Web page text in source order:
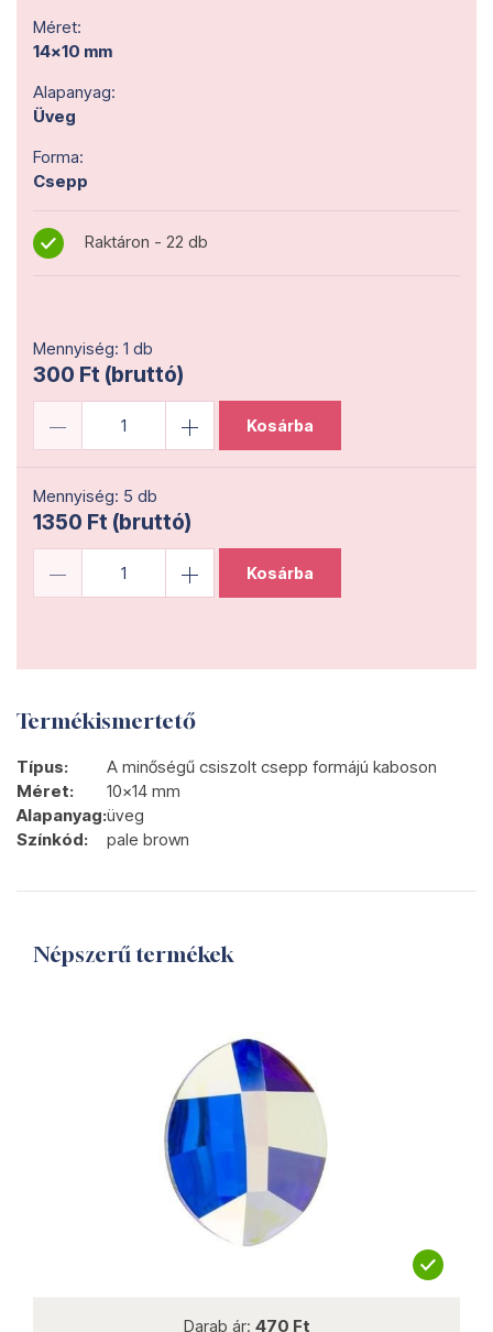
Méret:
14x10 mm
Alapanyag:
Üveg
Forma:
Csepp
Raktáron - 22 db
Mennyiség: 1 db
300 Ft (bruttó)
Kosárba
Mennyiség: 5 db
1350 Ft (bruttó)
Kosárba
Termékismertető
Típus:
A minőségű csiszolt csepp formájú kaboson
Méret:
10x14 mm
Alapanyag:üveg
Színkód:
pale brown
Népszerű termékek
Darab ár: 470 Ft